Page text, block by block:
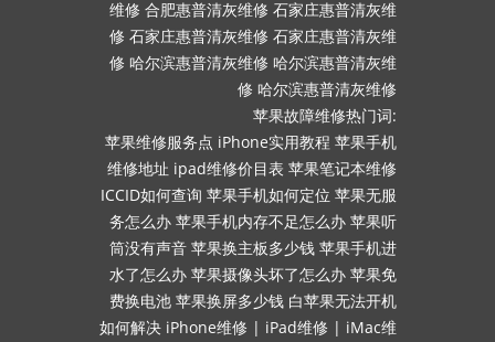
维修 合肥惠普清灰维修 石家庄惠普清灰维
修 石家庄惠普清灰维修 石家庄惠普清灰维
修 哈尔滨惠普清灰维修 哈尔滨惠普清灰维
修 哈尔滨惠普清灰维修
苹果故障维修热门词:
苹果维修服务点 iPhone实用教程 苹果手机
维修地址 ipad维修价目表 苹果笔记本维修
ICCID如何查询 苹果手机如何定位 苹果无服
务怎么办 苹果手机内存不足怎么办 苹果听
筒没有声音 苹果换主板多少钱 苹果手机进
水了怎么办 苹果摄像头坏了怎么办 苹果免
费换电池 苹果换屏多少钱 白苹果无法开机
如何解决 iPhone维修 | iPad维修 | iMac维